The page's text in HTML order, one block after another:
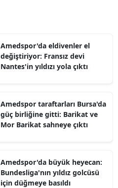
Amedspor'da eldivenler el
değiştiriyor: Fransız devi
Nantes'in yıldızı yola çıktı
Amedspor taraftarları Bursa'da
güç birliğine gitti: Barikat ve
Mor Barikat sahneye çıktı
Amedspor'da büyük heyecan:
Bundesliga'nın yıldız golcüsü
için düğmeye basıldı